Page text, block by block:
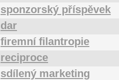
sponzorský příspěvek
dar
firemní filantropie
reciproce
sdílený marketing